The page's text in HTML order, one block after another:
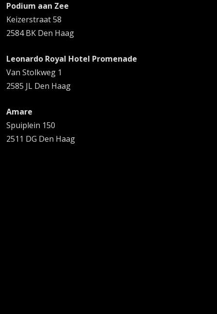
Podium aan Zee
Keizerstraat 58
2584 BK Den Haag
Leonardo Royal Hotel Promenade
Van Stolkweg 1
2585 JL Den Haag
Amare
Spuiplein 150
2511 DG Den Haag